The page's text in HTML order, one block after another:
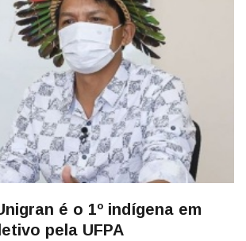
é o 1º indígena em
pela UFPA